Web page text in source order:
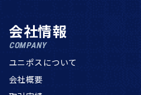
会社情報
COMPANY
ユニポスについて
会社概要